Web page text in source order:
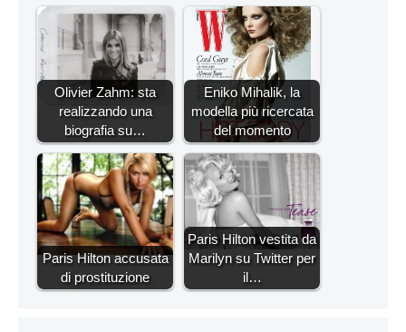
Olivier Zahm: sta
realizzando una
biografia su…
Eniko Mihalik, la
modella più ricercata
del momento
Paris Hilton accusata
di prostituzione
Paris Hilton vestita da
Marilyn su Twitter per
il…